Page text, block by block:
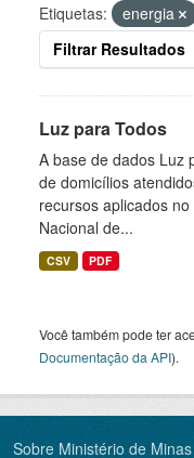
Etiquetas:
energia
Filtrar Resultados
Luz para Todos
A base de dados Luz
de domicílios
recursos aplicados
Nacional de...
CSV PDF
Você também pode ter
Documentação da API).
Sobre Ministério de